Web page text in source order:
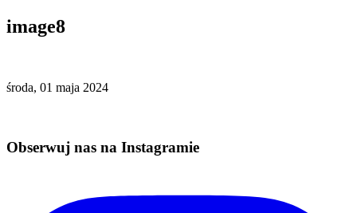
image8
środa, 01 maja 2024
Obserwuj nas na Instagramie